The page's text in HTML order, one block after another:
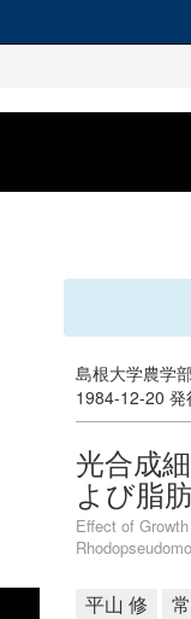
島根大学農学
1984-12-20 発
光合成
よび脂
Effect of
平山 修